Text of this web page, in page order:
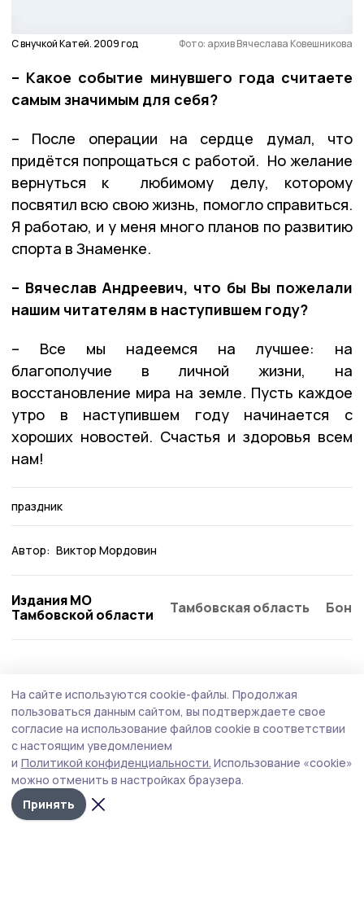
С внучкой Катей. 2009 год Фото: архив Вячеслава Ковешникова
– Какое событие минувшего года считаете
самым значимым для себя?
– После операции на сердце думал, что
придётся попрощаться с работой. Но желание
вернуться к любимому делу, которому
посвятил всю свою жизнь, помогло справиться.
Я работаю, и у меня много планов по развитию
спорта в Знаменке.
– Вячеслав Андреевич, что бы Вы пожелали
нашим читателям в наступившем году?
– Все мы надеемся на лучшее: на
благополучие в личной жизни, на
восстановление мира на земле. Пусть каждое
утро в наступившем году начинается с
хороших новостей. Счастья и здоровья всем
нам!
праздник
Автор: Виктор Мордовин
Издания МО
Тамбовской области
Тамбовская область
На сайте используются cookie-файлы. Продолжая
пользоваться данным сайтом, вы подтверждаете свое
согласие на использование файлов cookie в соответствии
с настоящим уведомлением
и Политикой конфиденциальности. Использование «cookie»
можно отменить в настройках браузера.
Принять